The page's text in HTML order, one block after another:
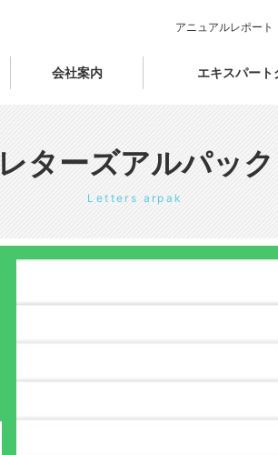
会社案内 エキスパート
アニュアルレポート
レターズアルパック
Letters arpak